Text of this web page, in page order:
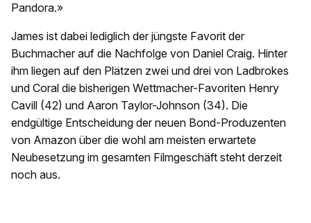
Pandora.»
James ist dabei lediglich der jüngste Favorit der
Buchmacher auf die Nachfolge von Daniel Craig. Hinter
ihm liegen auf den Plätzen zwei und drei von Ladbrokes
und Coral die bisherigen Wettmacher-Favoriten Henry
Cavill (42) und Aaron Taylor-Johnson (34). Die
endgültige Entscheidung der neuen Bond-Produzenten
von Amazon über die wohl am meisten erwartete
Neubesetzung im gesamten Filmgeschäft steht derzeit
noch aus.